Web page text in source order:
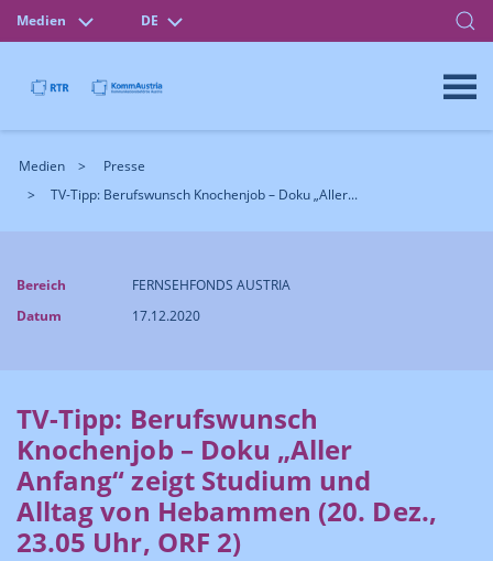
Medien DE
Medien
Presse
TV-Tipp: Berufswunsch Knochenjob – Doku „Aller...
Bereich
FERNSEHFONDS AUSTRIA
Datum
17.12.2020
TV-Tipp: Berufswunsch
Knochenjob – Doku „Aller
Anfang“ zeigt Studium und
Alltag von Hebammen (20. Dez.,
23.05 Uhr, ORF 2)